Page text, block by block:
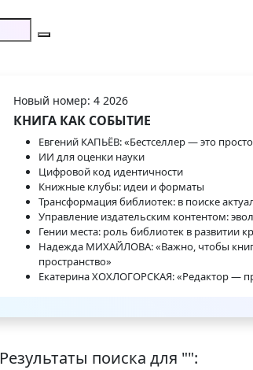
Новый номер: 4 2026
КНИГА КАК СОБЫТИЕ
Евгений КАПЬЁВ: «Бестселлер — это
ИИ для оценки науки
Цифровой код идентичности
Книжные клубы: идеи и форматы
Трансформация библиотек: в поиске
Управление издательским контентом:
Гении места: роль библиотек в развитии
Надежда МИХАЙЛОВА: «Важно, чтобы
пространство»
Екатерина ХОХЛОГОРСКАЯ: «Редактор —
Результаты поиска для "":